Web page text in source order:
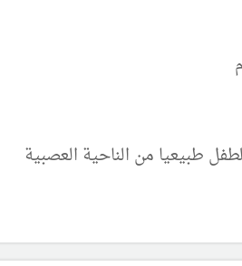
طبيعيا من الناحية العصبية